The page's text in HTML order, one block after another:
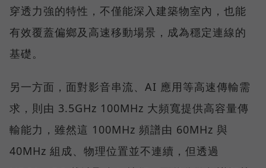
穿透力強的特性，不僅能深入建築物室內，也能
有效覆蓋偏鄉及高速移動場景，成為穩定連線的
基礎。
另一方面，面對影音串流、AI 應用等高速傳輸需
求，則由 3.5GHz 100MHz 大頻寬提供高容量傳
輸能力，雖然這 100MHz 頻譜由 60MHz 與
40MHz 組成、物理位置並不連續，但透過